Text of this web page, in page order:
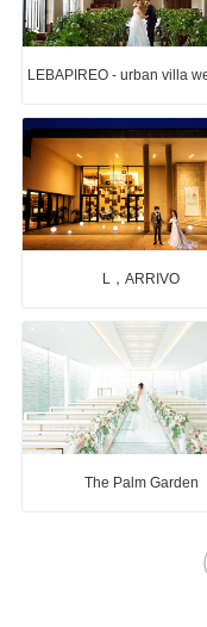
LEBAPIREO - urban villa
L，ARRIVO
The Palm Garden